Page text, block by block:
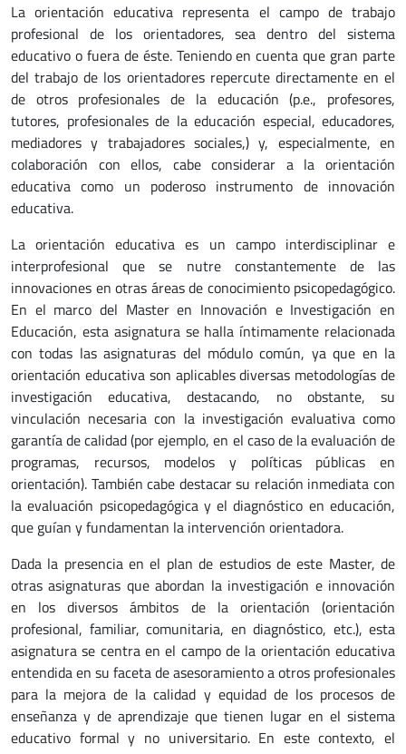
La orientación educativa representa el campo de trabajo
profesional de los orientadores, sea dentro del sistema
educativo o fuera de éste. Teniendo en cuenta que gran parte
del trabajo de los orientadores repercute directamente en el
de otros profesionales de la educación (p.e., profesores,
tutores, profesionales de la educación especial, educadores,
mediadores y trabajadores sociales,) y, especialmente, en
colaboración con ellos, cabe considerar a la orientación
educativa como un poderoso instrumento de innovación
educativa.
La orientación educativa es un campo interdisciplinar e
interprofesional que se nutre constantemente de las
innovaciones en otras áreas de conocimiento psicopedagógico.
En el marco del Master en Innovación e Investigación en
Educación, esta asignatura se halla íntimamente relacionada
con todas las asignaturas del módulo común, ya que en la
orientación educativa son aplicables diversas metodologías de
investigación educativa, destacando, no obstante, su
vinculación necesaria con la investigación evaluativa como
garantía de calidad (por ejemplo, en el caso de la evaluación de
programas, recursos, modelos y políticas públicas en
orientación). También cabe destacar su relación inmediata con
la evaluación psicopedagógica y el diagnóstico en educación,
que guían y fundamentan la intervención orientadora.
Dada la presencia en el plan de estudios de este Master, de
otras asignaturas que abordan la investigación e innovación
en los diversos ámbitos de la orientación (orientación
profesional, familiar, comunitaria, en diagnóstico, etc.), esta
asignatura se centra en el campo de la orientación educativa
entendida en su faceta de asesoramiento a otros profesionales
para la mejora de la calidad y equidad de los procesos de
enseñanza y de aprendizaje que tienen lugar en el sistema
educativo formal y no universitario. En este contexto, el